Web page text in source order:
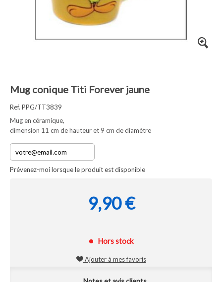
Mug conique Titi Forever jaune
Ref. PPG/TT3839
Mug en céramique,
dimension 11 cm de hauteur et 9 cm de diamètre
Prévenez-moi lorsque le produit est disponible
9,90 €
Hors stock
Ajouter à mes favoris